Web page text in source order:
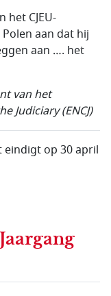
CJEU-
aan dat hij
aan …. het
van het
Judiciary (ENCJ)
eindigt op 30 april